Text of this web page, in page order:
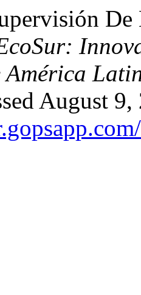
América
August 9,